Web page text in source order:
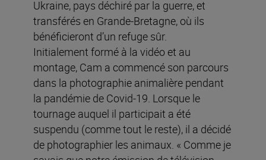
Ukraine, pays déchiré par la guerre, et
transférés en Grande-Bretagne, où ils
bénéficieront d’un refuge sûr.
Initialement formé à la vidéo et au
montage, Cam a commencé son parcours
dans la photographie animalière pendant
la pandémie de Covid-19. Lorsque le
tournage auquel il participait a été
suspendu (comme tout le reste), il a décidé
de photographier les animaux. « Comme je